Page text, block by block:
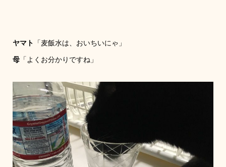
ヤマト 「麦飯水は、おいちいにゃ」
母「よくお分かりですね」